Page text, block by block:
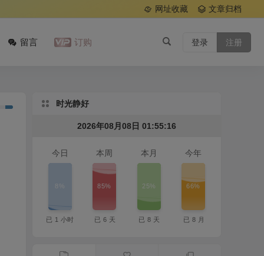
网址收藏 文章归档
留言 订购 登录 注册
时光静好
2026年08月08日 01:55:17
今日
8%
已 1 小时
本周
85%
已 6 天
本月
25%
已 8 天
今年
66%
已 8 月